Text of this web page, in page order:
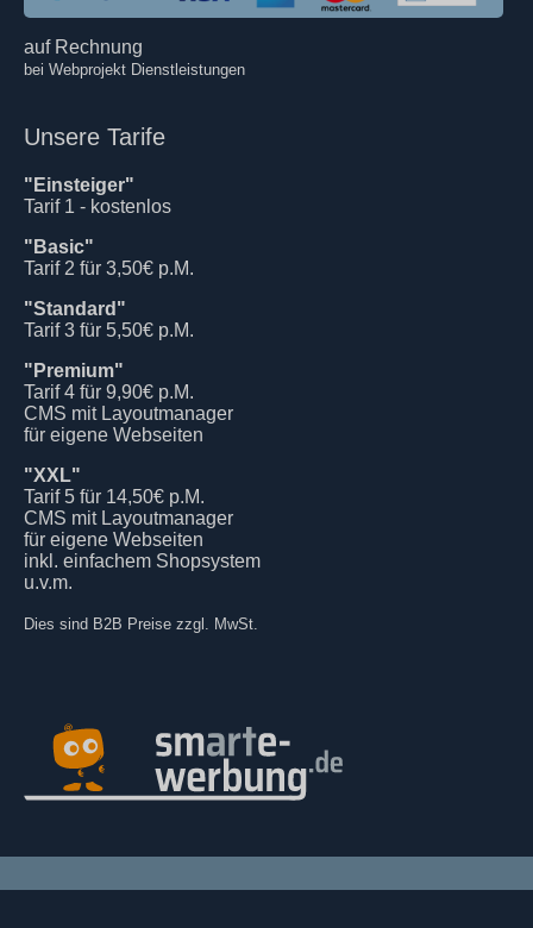
auf Rechnung
bei Webprojekt Dienstleistungen
Unsere Tarife
"Einsteiger"
Tarif 1 - kostenlos
"Basic"
Tarif 2 für 3,50€ p.M.
"Standard"
Tarif 3 für 5,50€ p.M.
"Premium"
Tarif 4 für 9,90€ p.M.
CMS mit Layoutmanager
für eigene Webseiten
"XXL"
Tarif 5 für 14,50€ p.M.
CMS mit Layoutmanager
für eigene Webseiten
inkl. einfachem Shopsystem
u.v.m.
Dies sind B2B Preise zzgl. MwSt.